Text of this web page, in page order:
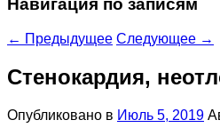
Навигация по записям
← Предыдущее Следующее →
Стенокардия,
Опубликовано в Июль 5, 2019